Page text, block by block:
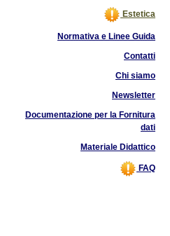
Estetica
Normativa e Linee Guida
Contatti
Chi siamo
Newsletter
Documentazione per la Fornitura
dati
Materiale Didattico
FAQ